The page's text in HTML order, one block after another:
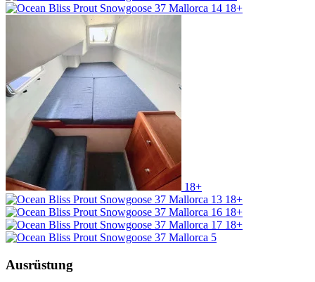
18+
18+
18+
18+
18+
Ausrüstung